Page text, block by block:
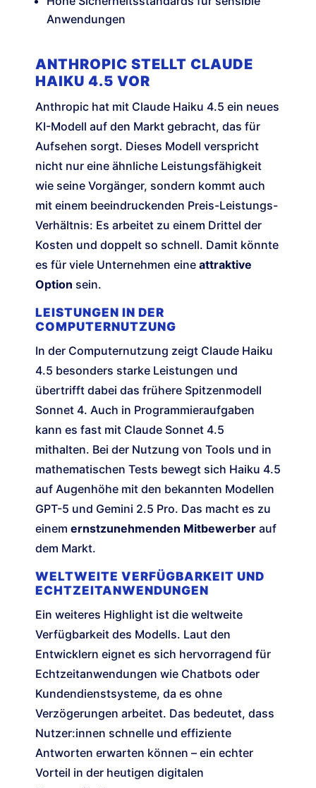
Anwendungen
ANTHROPIC STELLT CLAUDE
HAIKU 4.5 VOR
Anthropic hat mit Claude Haiku 4.5 ein neues
KI-Modell auf den Markt gebracht, das für
Aufsehen sorgt. Dieses Modell verspricht
nicht nur eine ähnliche Leistungsfähigkeit
wie seine Vorgänger, sondern kommt auch
mit einem beeindruckenden Preis-Leistungs-
Verhältnis: Es arbeitet zu einem Drittel der
Kosten und doppelt so schnell. Damit könnte
es für viele Unternehmen eine attraktive
Option sein.
LEISTUNGEN IN DER
COMPUTERNUTZUNG
In der Computernutzung zeigt Claude Haiku
4.5 besonders starke Leistungen und
übertrifft dabei das frühere Spitzenmodell
Sonnet 4. Auch in Programmieraufgaben
kann es fast mit Claude Sonnet 4.5
mithalten. Bei der Nutzung von Tools und in
mathematischen Tests bewegt sich Haiku 4.5
auf Augenhöhe mit den bekannten Modellen
GPT-5 und Gemini 2.5 Pro. Das macht es zu
einem ernstzunehmenden Mitbewerber auf
dem Markt.
WELTWEITE VERFÜGBARKEIT UND
ECHTZEITANWENDUNGEN
Ein weiteres Highlight ist die weltweite
Verfügbarkeit des Modells. Laut den
Entwicklern eignet es sich hervorragend für
Echtzeitanwendungen wie Chatbots oder
Kundendienstsysteme, da es ohne
Verzögerungen arbeitet. Das bedeutet, dass
Nutzer:innen schnelle und effiziente
Antworten erwarten können – ein echter
Vorteil in der heutigen digitalen